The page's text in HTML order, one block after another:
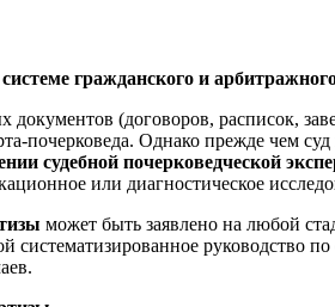
гражданского и
(договоров, расписок,
почерковеда. Однако прежде чем
судебной почерковедческой
или диагностическое
может быть заявлено на любой
систематизированное